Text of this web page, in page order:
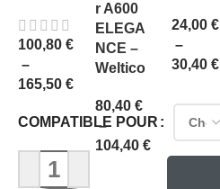
100,80 €
–
165,50 €
COMPATIBLE POUR
r A600
ELEGA
NCE –
Weltico
80,40 €
–
104,40 €
24,00€
–
30,40€